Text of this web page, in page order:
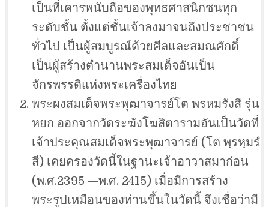
เป็นที่เคารพนับถือของพุทธศาสนิกชนทุก
ระดับชั้น ตั้งแต่ชั้นเจ้าลงมาจนถึงประชาชน
ทั่วไป เป็นผู้สมบูรณ์ด้วยศีลและสมณศักดิ์
เป็นผู้สร้างตำนานพระสมเด็จอันเป็น
จักรพรรดิแห่งพระเครื่องไทย
พระผงสมเด็จพระพุฒาจารย์โต พรหมรังสี รุ่น
หยก ออกจากวัดระฆังโฆสิตารามอันเป็นวัดที่
เจ้าประคุณสมเด็จพระพุฒาจารย์ (โต พฺรหฺมรํ
สี) เคยครองวัดนี้ในฐานะเจ้าอาวาสมาก่อน
(พ.ศ.2395 —พ.ศ. 2415) เมื่อมีการสร้าง
พระรูปเหมือนของท่านขึ้นในวัดนี้ จึงเชื่อว่ามี